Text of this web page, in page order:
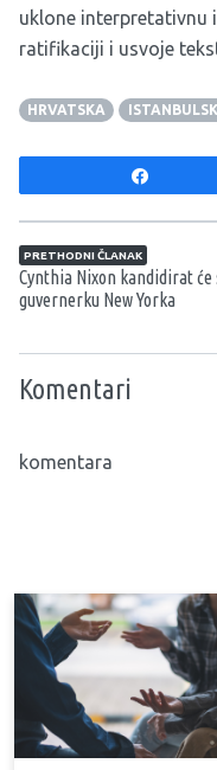
uklone interpretativnu
ratifikaciji i usvoje
HRVATSKA
Navigacija
PRETHODNI ČLANAK
Cynthia Nixon kandidirat će
guvernerku New Yorka
Komentari
komentara